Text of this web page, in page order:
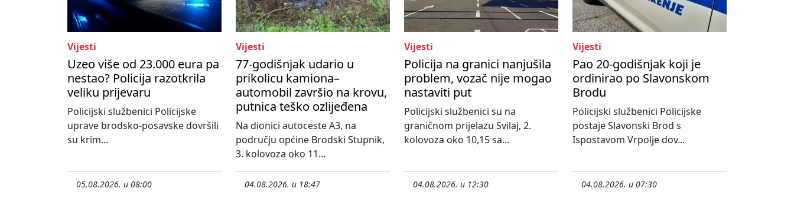
Vijesti
Uzeo više od 23.000 eura pa
nestao? Policija razotkrila
veliku prijevaru
Policijski službenici Policijske
uprave brodsko-posavske dovršili
su krim...
05.08.2026. u 08:00
Vijesti
77-godišnjak udario u
prikolicu kamiona–
automobil završio na krovu,
putnica teško ozlijeđena
Na dionici autoceste A3, na
području općine Brodski Stupnik,
3. kolovoza oko 11...
04.08.2026. u 18:47
Vijesti
Policija na granici nanjušila
problem, vozač nije mogao
nastaviti put
Policijski službenici su na
graničnom prijelazu Svilaj, 2.
kolovoza oko 10,15 sa...
04.08.2026. u 12:30
Vijesti
Pao 20-godišnjak koji je
ordinirao po Slavonskom
Brodu
Policijski službenici Policijske
postaje Slavonski Brod s
Ispostavom Vrpolje dov...
04.08.2026. u 07:30